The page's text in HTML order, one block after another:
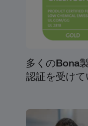
多くのBona
認証を受けて